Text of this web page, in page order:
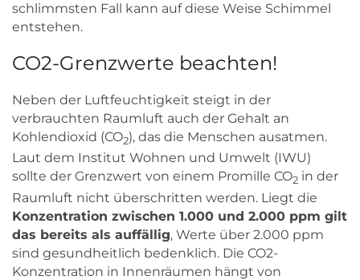
schlimmsten Fall kann auf diese Weise Schimmel
entstehen.
CO2-Grenzwerte beachten!
Neben der Luftfeuchtigkeit steigt in der
verbrauchten Raumluft auch der Gehalt an
Kohlendioxid (CO2), das die Menschen ausatmen.
Laut dem Institut Wohnen und Umwelt (IWU)
sollte der Grenzwert von einem Promille CO2 in der
Raumluft nicht überschritten werden. Liegt die
Konzentration zwischen 1.000 und 2.000 ppm gilt
das bereits als auffällig, Werte über 2.000 ppm
sind gesundheitlich bedenklich. Die CO2-
Konzentration in Innenräumen hängt von